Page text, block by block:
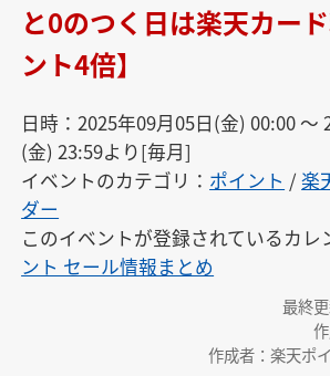
と0のつく日は楽天カー
ント4倍】
日時：2025年09月05日(金) 00:00 〜
(金) 23:59より[毎月]
イベントのカテゴリ： ポイント /楽
ダー
このイベントが登録されているカレ
ント セール情報まとめ
最終
作成者：楽天ポ